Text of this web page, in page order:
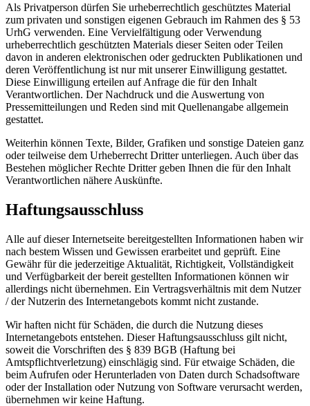
Als Privatperson dürfen Sie urheberrechtlich geschütztes Material
zum privaten und sonstigen eigenen Gebrauch im Rahmen des § 53
UrhG verwenden. Eine Vervielfältigung oder Verwendung
urheberrechtlich geschützten Materials dieser Seiten oder Teilen
davon in anderen elektronischen oder gedruckten Publikationen und
deren Veröffentlichung ist nur mit unserer Einwilligung gestattet.
Diese Einwilligung erteilen auf Anfrage die für den Inhalt
Verantwortlichen. Der Nachdruck und die Auswertung von
Pressemitteilungen und Reden sind mit Quellenangabe allgemein
gestattet.
Weiterhin können Texte, Bilder, Grafiken und sonstige Dateien ganz
oder teilweise dem Urheberrecht Dritter unterliegen. Auch über das
Bestehen möglicher Rechte Dritter geben Ihnen die für den Inhalt
Verantwortlichen nähere Auskünfte.
Haftungsausschluss
Alle auf dieser Internetseite bereitgestellten Informationen haben wir
nach bestem Wissen und Gewissen erarbeitet und geprüft. Eine
Gewähr für die jederzeitige Aktualität, Richtigkeit, Vollständigkeit
und Verfügbarkeit der bereit gestellten Informationen können wir
allerdings nicht übernehmen. Ein Vertragsverhältnis mit dem Nutzer
/ der Nutzerin des Internetangebots kommt nicht zustande.
Wir haften nicht für Schäden, die durch die Nutzung dieses
Internetangebots entstehen. Dieser Haftungsausschluss gilt nicht,
soweit die Vorschriften des § 839 BGB (Haftung bei
Amtspflichtverletzung) einschlägig sind. Für etwaige Schäden, die
beim Aufrufen oder Herunterladen von Daten durch Schadsoftware
oder der Installation oder Nutzung von Software verursacht werden,
übernehmen wir keine Haftung.